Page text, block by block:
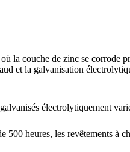
la couche de zinc se corrode
et la galvanisation
électrolytiquement
heures, les revêtements à